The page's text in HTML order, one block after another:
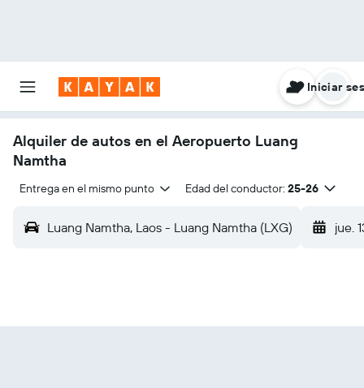
Iniciar
Alquiler de autos en el Aeropuerto Luang
Namtha
Entrega en el mismo punto Edad del conductor: 25-26
Luang Namtha, Laos - Luang Namtha (LXG) jue.